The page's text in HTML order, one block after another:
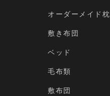
オーダーメイド枕
敷き布団
ベッド
毛布類
敷布団